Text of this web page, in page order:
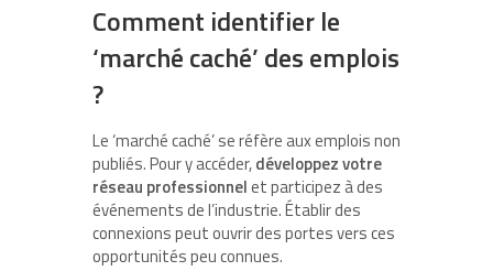
Comment identifier le
‘marché caché’ des emplois
?
Le ‘marché caché’ se réfère aux emplois non
publiés. Pour y accéder,développez votre
réseau professionnelet participez à des
événements de l’industrie. Établir des
connexions peut ouvrir des portes vers ces
opportunités peu connues.